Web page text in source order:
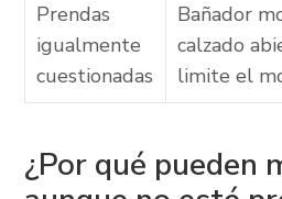
Prendas
igualmente
cuestionadas
Bañador
calzado
limite el
¿Por qué pueden